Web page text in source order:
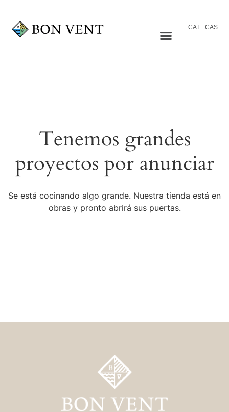
CAT CAS
Tenemos grandes
proyectos por anunciar
Se está cocinando algo grande. Nuestra tienda está en
obras y pronto abrirá sus puertas.